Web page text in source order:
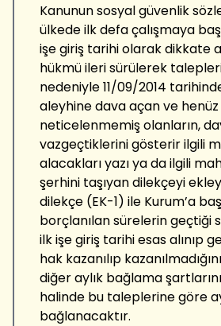
Kanunun sosyal güvenlik
ülkede ilk defa çalışmaya
işe giriş tarihi olarak dikkate
hükmü ileri sürülerek
nedeniyle 11/09/2014
aleyhine dava açan ve henüz
neticelenmemiş olanların,
vazgeçtiklerini gösterir ilgili
alacakları yazı ya da ilgili
şerhini taşıyan dilekçeyi
dilekçe (EK-1) ile Kurum’a
borçlanılan sürelerin geçtiği
ilk işe giriş tarihi esas alınıp
hak kazanılıp
diğer aylık bağlama
halinde bu taleplerine göre
bağlanacaktır.